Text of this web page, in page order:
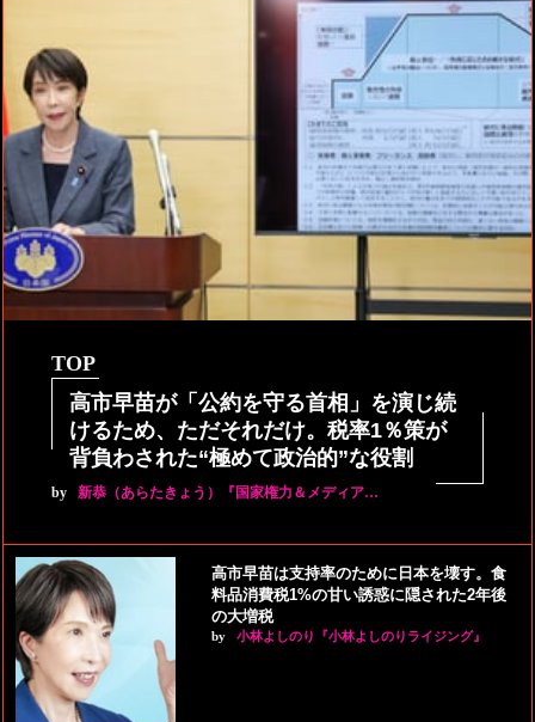
TOP
高市早苗が「公約を守る首相」を演じ続
けるため、ただそれだけ。税率1％策が
背負わされた“極めて政治的”な役割
by 新恭（あらたきょう）『国家権力＆メディア…
高市早苗は支持率のために日本を壊す。食
料品消費税1%の甘い誘惑に隠された2年後
の大増税
by 小林よしのり『小林よしのりライジング』